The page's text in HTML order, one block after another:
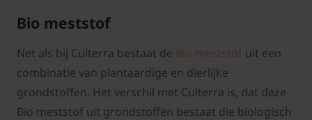
Bio meststof
Net als bij Culterra bestaat de Bio meststof uit een
combinatie van plantaardige en dierlijke
grondstoffen. Het verschil met Culterra is, dat deze
Bio meststof uit grondstoffen bestaat die biologisch